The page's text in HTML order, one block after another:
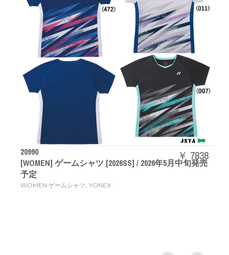
20990
[WOMEN] ゲームシャツ [2026SS] / 2026年5月中旬発売
予定
WOMEN ゲームシャツ, YONEX
￥ 7838